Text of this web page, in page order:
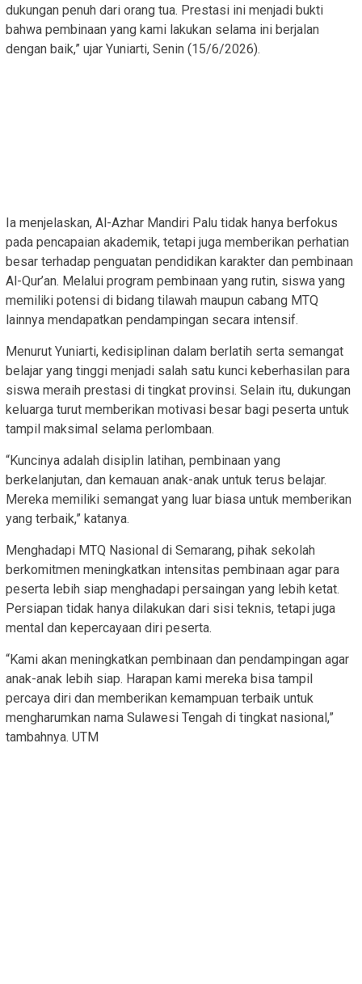
dukungan penuh dari orang tua. Prestasi ini menjadi bukti
bahwa pembinaan yang kami lakukan selama ini berjalan
dengan baik,” ujar Yuniarti, Senin (15/6/2026).
Ia menjelaskan, Al-Azhar Mandiri Palu tidak hanya berfokus
pada pencapaian akademik, tetapi juga memberikan perhatian
besar terhadap penguatan pendidikan karakter dan pembinaan
Al-Qur’an. Melalui program pembinaan yang rutin, siswa yang
memiliki potensi di bidang tilawah maupun cabang MTQ
lainnya mendapatkan pendampingan secara intensif.
Menurut Yuniarti, kedisiplinan dalam berlatih serta semangat
belajar yang tinggi menjadi salah satu kunci keberhasilan para
siswa meraih prestasi di tingkat provinsi. Selain itu, dukungan
keluarga turut memberikan motivasi besar bagi peserta untuk
tampil maksimal selama perlombaan.
“Kuncinya adalah disiplin latihan, pembinaan yang
berkelanjutan, dan kemauan anak-anak untuk terus belajar.
Mereka memiliki semangat yang luar biasa untuk memberikan
yang terbaik,” katanya.
Menghadapi MTQ Nasional di Semarang, pihak sekolah
berkomitmen meningkatkan intensitas pembinaan agar para
peserta lebih siap menghadapi persaingan yang lebih ketat.
Persiapan tidak hanya dilakukan dari sisi teknis, tetapi juga
mental dan kepercayaan diri peserta.
“Kami akan meningkatkan pembinaan dan pendampingan agar
anak-anak lebih siap. Harapan kami mereka bisa tampil
percaya diri dan memberikan kemampuan terbaik untuk
mengharumkan nama Sulawesi Tengah di tingkat nasional,”
tambahnya. UTM